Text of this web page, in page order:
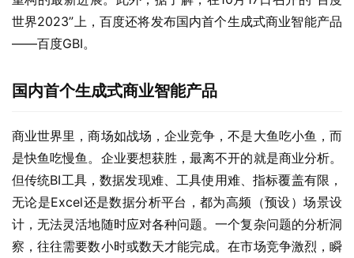
世界2023”上，百度还将发布国内首个生成式商业智能产品
——百度GBI。
国内首个生成式商业智能产品
商业世界里，商场如战场，企业竞争，不是大鱼吃小鱼，而
是快鱼吃慢鱼。企业要想获胜，最离不开的就是商业分析。
但传统BI工具，数据发现难、工具使用难、指标覆盖有限，
无论是Excel还是数据分析平台，都为高频（预设）场景设
计，无法灵活地随时应对各种问题。一个复杂问题的分析洞
察，往往需要数小时或数天才能完成。在市场竞争激烈，瞬